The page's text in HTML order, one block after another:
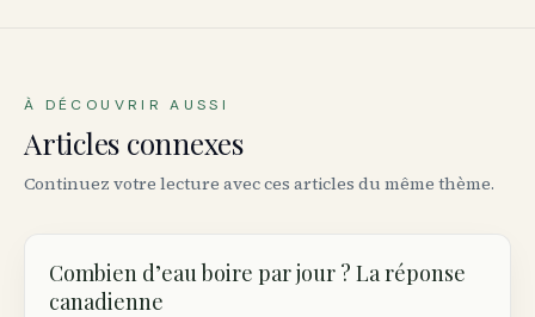
À DÉCOUVRIR AUSSI
Articles connexes
Continuez votre lecture avec ces articles du même thème.
Combien d’eau boire par jour ? La réponse
canadienne